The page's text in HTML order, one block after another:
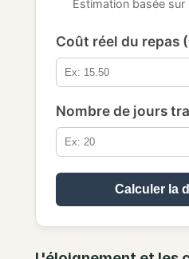
Estimation basée
Coût réel du repas
Nombre de jours
Calculer la